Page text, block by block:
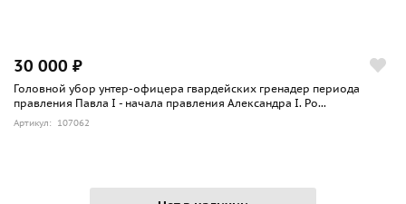
30 000 ₽
Головной убор унтер-офицера гвардейских гренадер периода
правления Павла I - начала правления Александра I. Ро...
Артикул: 107062